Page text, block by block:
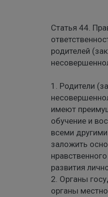
Статья 44.
родителей
1. Родители
имеют
обучение и
всеми
заложить
развития
2. Органы
органы